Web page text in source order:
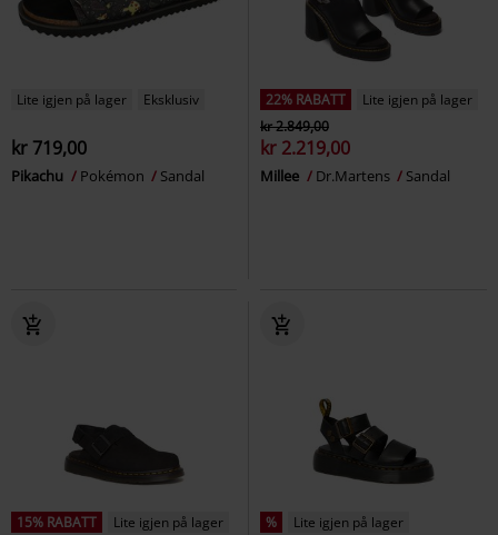
Lite igjen på lager Eksklusiv
kr 719,00
Pikachu Pokémon Sandal
22% RABATT
Lite igjen på lager
kr 2.849,00
kr 2.219,00
Millee Dr.Martens Sandal
15% RABATT
Lite igjen på lager
% Lite igjen på lager